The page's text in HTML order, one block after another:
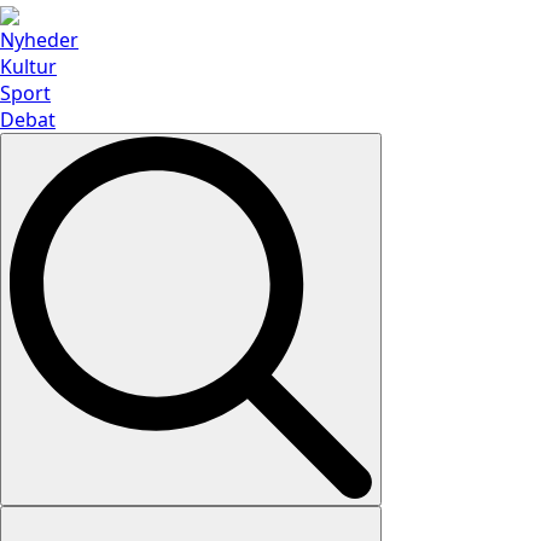
Nyheder
Kultur
Sport
Debat
Search